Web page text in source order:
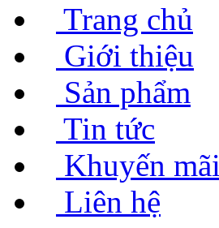
Trang chủ
Giới thiệu
Sản phẩm
Tin tức
Khuyến mãi
Liên hệ